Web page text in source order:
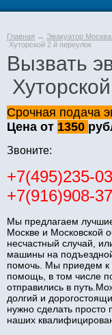
Главная → Эвакуатор Москва
Хуторской 2 й переулок
Вызвать
Срочная подача
Цена от 1350
Звоните:
+7(495)235-
+7(916)908-
Мы предлагаем
Москве и Московской
несчастный случай,
машины на
помочь. Мы приедем к
помощь, в том числе
отправились в
долгий и
нужно сделать
наших